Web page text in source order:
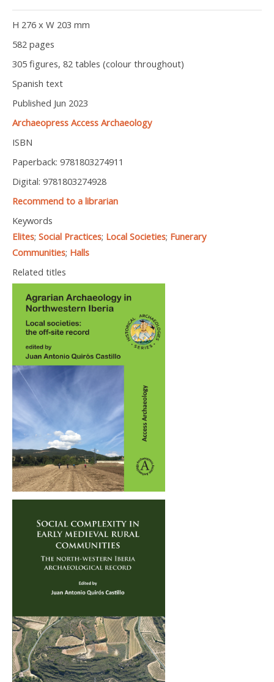
H 276 x W 203 mm
582 pages
305 figures, 82 tables (colour throughout)
Spanish text
Published Jun 2023
Archaeopress Access Archaeology
ISBN
Paperback: 9781803274911
Digital: 9781803274928
Recommend to a librarian
Keywords
Elites; Social Practices; Local Societies; Funerary
Communities; Halls
Related titles